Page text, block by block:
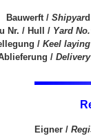
Bauwerft / Shipyar
Nr. / Hull / Yard No.
/ Keel laying
/ Delivery
Eigner /